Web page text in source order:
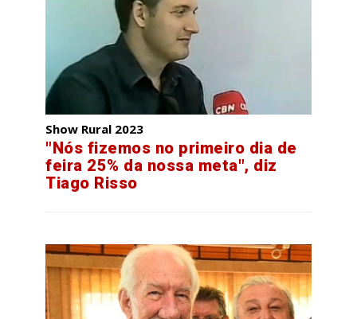
Show Rural 2023
"Nós fizemos no primeiro dia de
feira 25% da nossa meta", diz
Tiago Risso